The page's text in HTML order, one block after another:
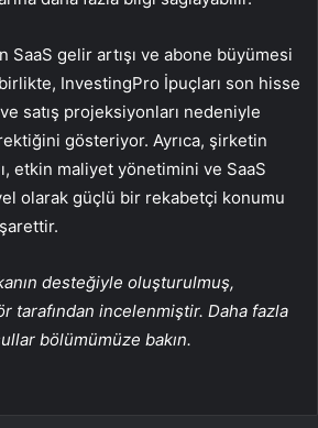
SaaS gelir artışı ve abone büyümesi
InvestingPro İpuçları son hisse
satış projeksiyonları nedeniyle
gösteriyor. Ayrıca, şirketin
etkin maliyet yönetimini ve SaaS
olarak güçlü bir rekabetçi konumu
desteğiyle oluşturulmuş,
tarafından incelenmiştir. Daha fazla
bölümümüze bakın.